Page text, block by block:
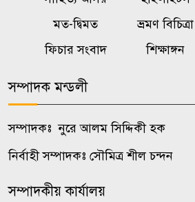
অনাগত শিশু!
অস্ট্রেলিয়ার
গুরুত্বারোপ
৮
মত-দ্বিমত
ভ্রমণ বিচিত্রা
ফিচার সংবাদ
শিক্ষাঙ্গন
সম্পাদক মন্ডলী
সম্পাদকঃ নুরে আলম সিদ্দিকী হক
নির্বাহী সম্পাদকঃ সৌমিত্র শীল চন্দন
সম্পাদকীয় কার্যালয়